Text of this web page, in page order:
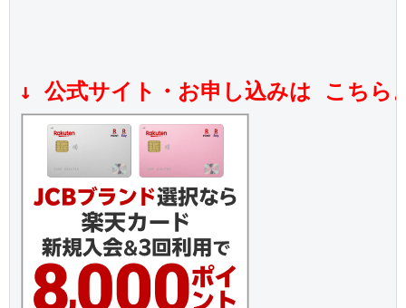
↓ 公式サイト・お申し込みは こちら